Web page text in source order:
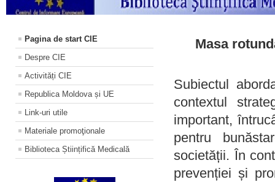
Pagina de start CIE
Despre CIE
Activități CIE
Republica Moldova și UE
Link-uri utile
Materiale promoţionale
Biblioteca Științifică Medicală
Masa
Subiectul
contextul
important,
pentru
societății. În
prevenției și